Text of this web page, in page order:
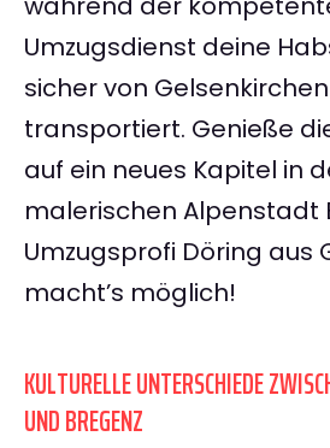
Umzugsdienst deine
sicher von
transportiert. Genieße
auf ein neues Kapitel in
malerischen Alpenstadt
Umzugsprofi Döring aus
macht’s möglich!
KULTURELLE UNTERSCHIEDE
UND BREGENZ